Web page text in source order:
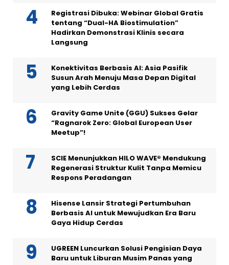
Registrasi Dibuka: Webinar Global Gratis
tentang “Dual-HA Biostimulation”
Hadirkan Demonstrasi Klinis secara
Langsung
Konektivitas Berbasis AI: Asia Pasifik
Susun Arah Menuju Masa Depan Digital
yang Lebih Cerdas
Gravity Game Unite (GGU) Sukses Gelar
“Ragnarok Zero: Global European User
Meetup”!
SCIE Menunjukkan HILO WAVE® Mendukung
Regenerasi Struktur Kulit Tanpa Memicu
Respons Peradangan
Hisense Lansir Strategi Pertumbuhan
Berbasis AI untuk Mewujudkan Era Baru
Gaya Hidup Cerdas
UGREEN Luncurkan Solusi Pengisian Daya
Baru untuk Liburan Musim Panas yang